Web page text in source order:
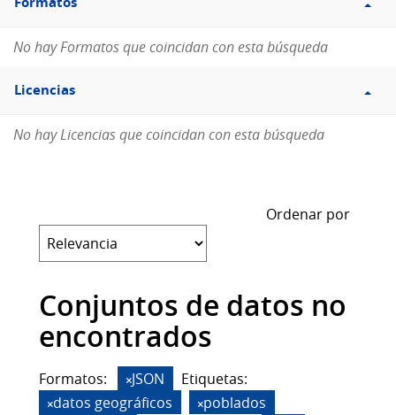
Formatos
No hay Formatos que coincidan con esta búsqueda
Filtro
Licencias
Licencias
No hay Licencias que coincidan con esta búsqueda
Ordenar por
Conjuntos de datos no
encontrados
Formatos: JSON
Etiquetas:
datos geográficos
poblados